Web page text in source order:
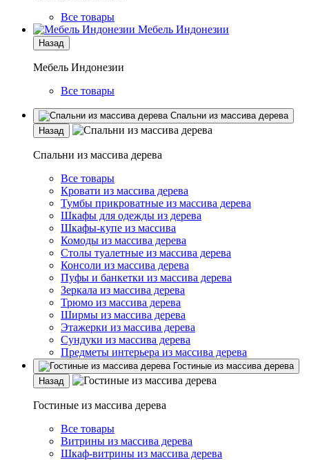
Все товары
Мебель Индонезии
Назад
Мебель Индонезии
Все товары
Спальни из массива дерева
Назад
Спальни из массива дерева
Все товары
Кровати из массива дерева
Тумбы прикроватные из массива дерева
Шкафы для одежды из дерева
Шкафы-купе из массива
Комоды из массива дерева
Столы туалетные из массива дерева
Консоли из массива дерева
Пуфы и банкетки из массива дерева
Зеркала из массива дерева
Трюмо из массива дерева
Ширмы из массива дерева
Этажерки из массива дерева
Сундуки из массива дерева
Предметы интерьера из массива дерева
Гостиные из массива дерева
Назад
Гостиные из массива дерева
Все товары
Витрины из массива дерева
Шкаф-витрины из массива дерева